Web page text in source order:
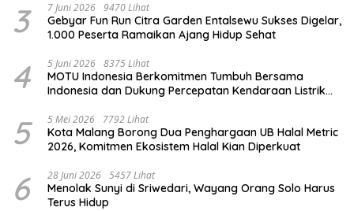
3 7 Juni 2026 9470 Lihat
Gebyar Fun Run Citra Garden Entalsewu Sukses Digelar,
1.000 Peserta Ramaikan Ajang Hidup Sehat
4 5 Juni 2026 8375 Lihat
MOTU Indonesia Berkomitmen Tumbuh Bersama
Indonesia dan Dukung Percepatan Kendaraan Listrik
5 5 Mei 2026 7792 Lihat
Kota Malang Borong Dua Penghargaan UB Halal Metric
2026, Komitmen Ekosistem Halal Kian Diperkuat
6 28 Juni 2026 5457 Lihat
Menolak Sunyi di Sriwedari, Wayang Orang Solo Harus
Terus Hidup